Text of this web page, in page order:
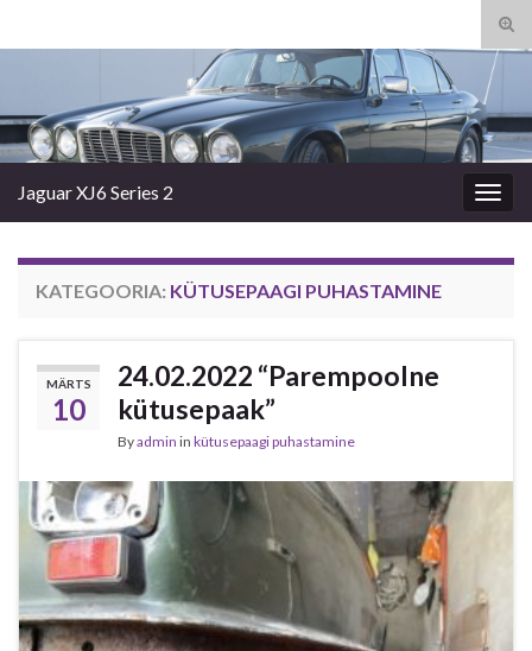
Search for:
Jaguar XJ6 Series 2
KATEGOORIA: KÜTUSEPAAGI PUHASTAMINE
MÄRTS
10
24.02.2022 “Parempoolne
kütusepaak”
Byadmin in kütusepaagi puhastamine